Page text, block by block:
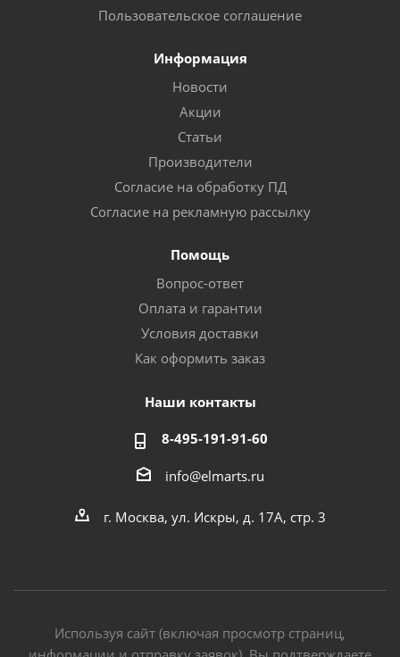
Пользовательское соглашение
Информация
Новости
Акции
Статьи
Производители
Согласие на обработку ПД
Согласие на рекламную рассылку
Помощь
Вопрос-ответ
Оплата и гарантии
Условия доставки
Как оформить заказ
Наши контакты
8-495-191-91-60
info@elmarts.ru
г. Москва, ул. Искры, д. 17А, стр. 3
Используя сайт (включая просмотр страниц,